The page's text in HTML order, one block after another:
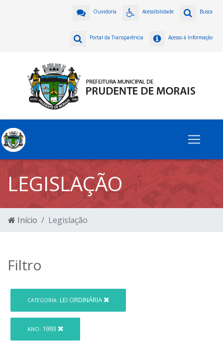
Busca
Acessibilidade
Ouvidoria
Acesso à Informação
Portal da Transparência
LEGISLAÇÃO
Início Legislação
Filtro
CATEGORIA: LEI ORDINÁRIA
ANO: 1993